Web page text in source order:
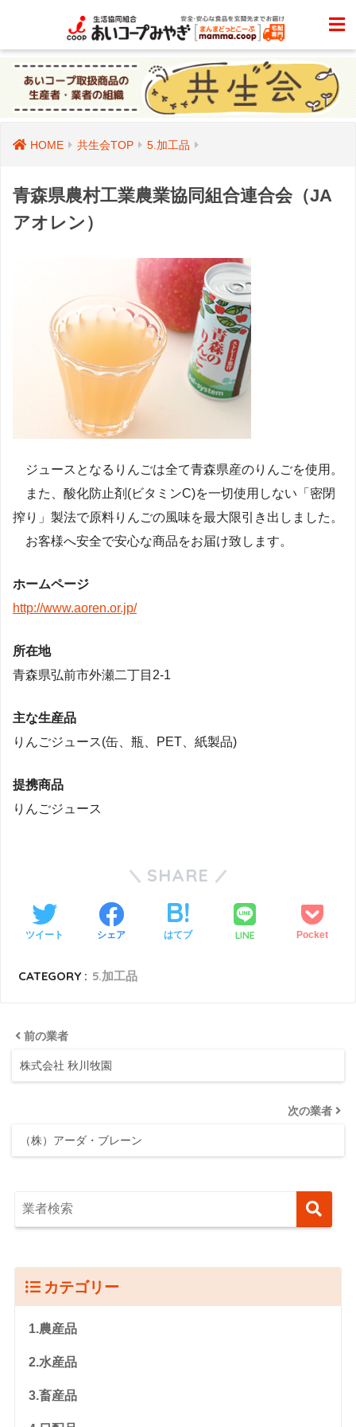
HOME 共生会TOP 5.加工品
青森県農村工業農業協同組合連合会（JA
アオレン）
ジュースとなるりんごは全て青森県産のりんごを使用。
また、酸化防止剤(ビタミンC)を一切使用しない「密閉
搾り」製法で原料りんごの風味を最大限引き出しました。
お客様へ安全で安心な商品をお届け致します。
ホームページ
http://www.aoren.or.jp/
所在地
青森県弘前市外瀬二丁目2-1
主な生産品
りんごジュース(缶、瓶、PET、紙製品)
提携商品
りんごジュース
SHARE
ツイート シェア はてブ LINE Pocket
CATEGORY : 5.加工品
前の業者
株式会社 秋川牧園
次の業者
（株）アーダ・ブレーン
カテゴリー
1.農産品
2.水産品
3.畜産品